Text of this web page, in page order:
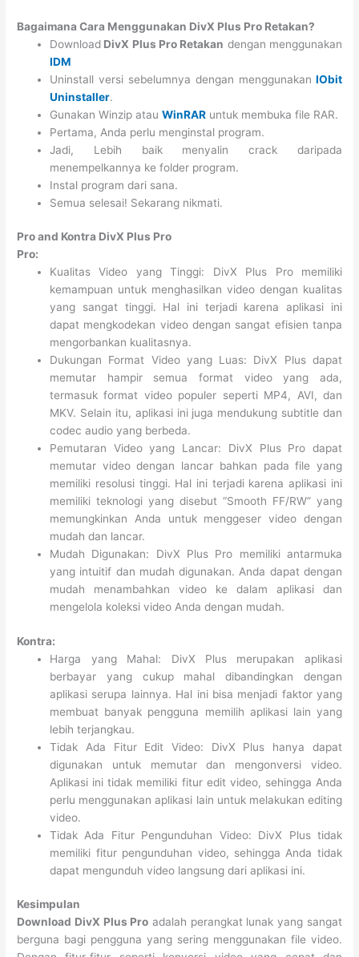
Bagaimana Cara Menggunakan DivX Plus Pro Retakan?
Download DivX Plus Pro Retakan dengan menggunakan
IDM
Uninstall versi sebelumnya dengan menggunakan IObit
Uninstaller.
Gunakan Winzip atauWinRAR untuk membuka file RAR.
Pertama, Anda perlu menginstal program.
Jadi, Lebih baik menyalin crack daripada
menempelkannya ke folder program.
Instal program dari sana.
Semua selesai! Sekarang nikmati.
Pro and Kontra DivX Plus Pro
Pro:
Kualitas Video yang Tinggi: DivX Plus Pro memiliki
kemampuan untuk menghasilkan video dengan kualitas
yang sangat tinggi. Hal ini terjadi karena aplikasi ini
dapat mengkodekan video dengan sangat efisien tanpa
mengorbankan kualitasnya.
Dukungan Format Video yang Luas: DivX Plus dapat
memutar hampir semua format video yang ada,
termasuk format video populer seperti MP4, AVI, dan
MKV. Selain itu, aplikasi ini juga mendukung subtitle dan
codec audio yang berbeda.
Pemutaran Video yang Lancar: DivX Plus Pro dapat
memutar video dengan lancar bahkan pada file yang
memiliki resolusi tinggi. Hal ini terjadi karena aplikasi ini
memiliki teknologi yang disebut “Smooth FF/RW” yang
memungkinkan Anda untuk menggeser video dengan
mudah dan lancar.
Mudah Digunakan: DivX Plus Pro memiliki antarmuka
yang intuitif dan mudah digunakan. Anda dapat dengan
mudah menambahkan video ke dalam aplikasi dan
mengelola koleksi video Anda dengan mudah.
Kontra:
Harga yang Mahal: DivX Plus merupakan aplikasi
berbayar yang cukup mahal dibandingkan dengan
aplikasi serupa lainnya. Hal ini bisa menjadi faktor yang
membuat banyak pengguna memilih aplikasi lain yang
lebih terjangkau.
Tidak Ada Fitur Edit Video: DivX Plus hanya dapat
digunakan untuk memutar dan mengonversi video.
Aplikasi ini tidak memiliki fitur edit video, sehingga Anda
perlu menggunakan aplikasi lain untuk melakukan editing
video.
Tidak Ada Fitur Pengunduhan Video: DivX Plus tidak
memiliki fitur pengunduhan video, sehingga Anda tidak
dapat mengunduh video langsung dari aplikasi ini.
Kesimpulan
Download DivX Plus Pro adalah perangkat lunak yang sangat
berguna bagi pengguna yang sering menggunakan file video.